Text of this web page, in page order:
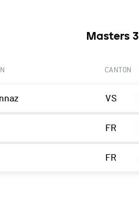
Masters 3
CANTON
VS
FR
FR